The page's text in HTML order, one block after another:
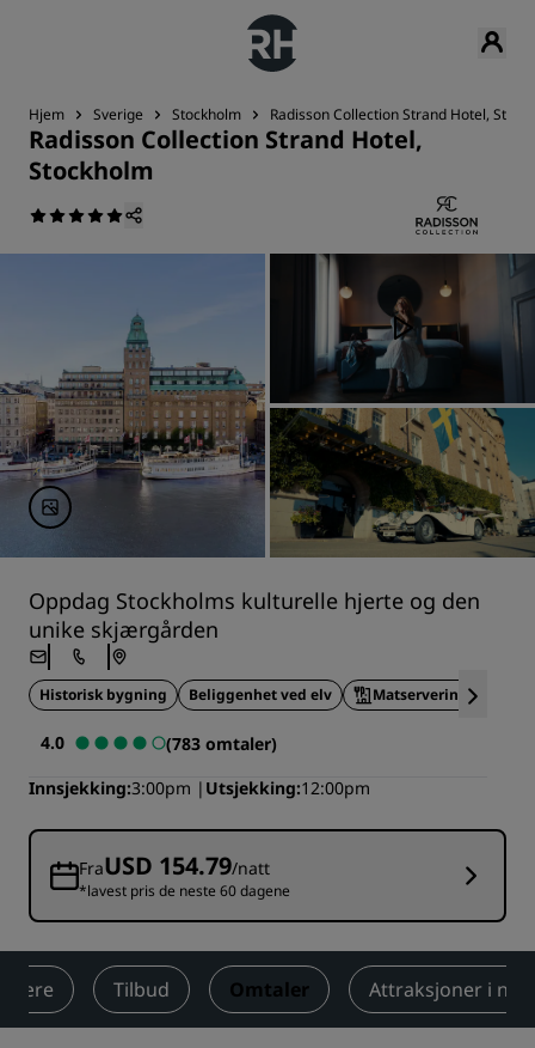
Hjem Sverige Stockholm Radisson Collection Strand Hotel,
Radisson Collection Strand Hotel,
Stockholm
Oppdag Stockholms kulturelle hjerte og den
unike skjærgården
Historisk bygning Beliggenhet ved elv Matservering på
4.0
(783 omtaler)
Innsjekking 3:00pm Utsjekking 12:00pm
FraUSD 154.79/natt
*lavest pris de neste 60 dagene
Tilbud Omtaler Attraksjoner i